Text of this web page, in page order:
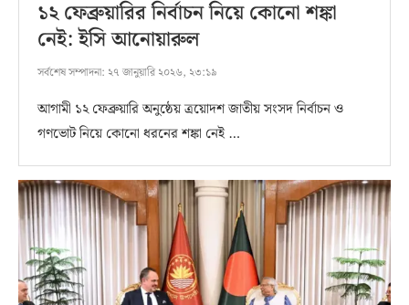
১২ ফেব্রুয়ারির নির্বাচন নিয়ে কোনো শঙ্কা
নেই: ইসি আনোয়ারুল
সর্বশেষ সম্পাদনা: ২৭ জানুয়ারি ২০২৬, ২৩:১৯
আগামী ১২ ফেব্রুয়ারি অনুষ্ঠেয় ত্রয়োদশ জাতীয় সংসদ নির্বাচন ও
গণভোট নিয়ে কোনো ধরনের শঙ্কা নেই …